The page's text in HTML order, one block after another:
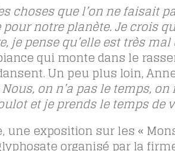
choses que l’on ne faisait
notre planète. Je crois
je pense qu’elle est très
qui monte dans le
Un peu plus loin,
on n’a pas le temps,
et je prends le temps
une exposition sur les «
organisé par la